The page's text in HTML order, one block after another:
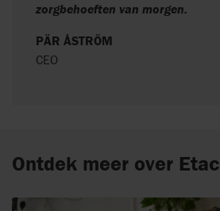
zorgbehoeften van morgen.
PÄR ÅSTRÖM
CEO
Ontdek meer over Etac